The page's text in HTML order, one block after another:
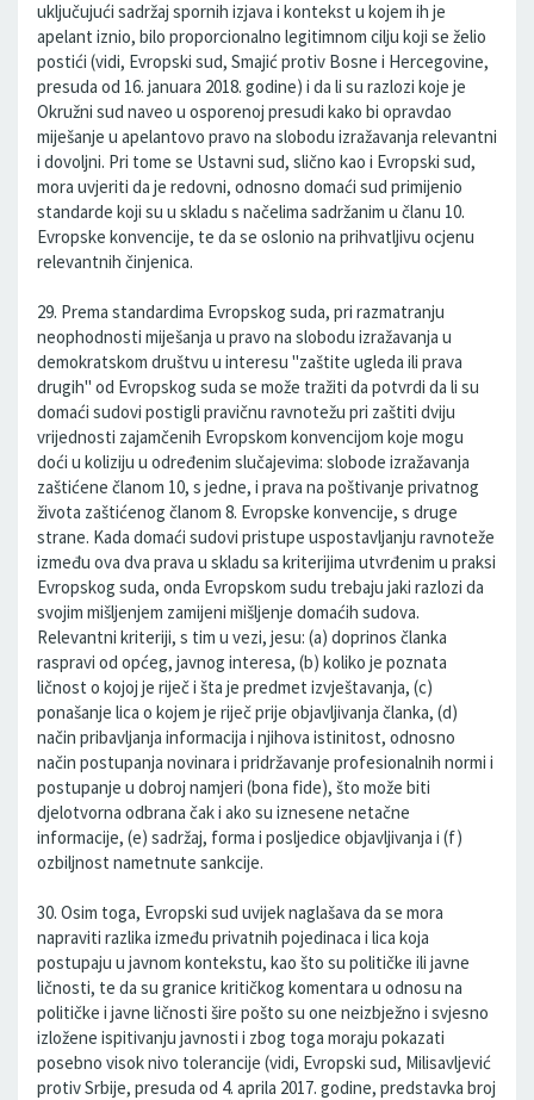
uključujući sadržaj spornih izjava i kontekst u kojem ih je
apelant iznio, bilo proporcionalno legitimnom cilju koji se želio
postići (vidi, Evropski sud, Smajić protiv Bosne i Hercegovine,
presuda od 16. januara 2018. godine) i da li su razlozi koje je
Okružni sud naveo u osporenoj presudi kako bi opravdao
miješanje u apelantovo pravo na slobodu izražavanja relevantni
i dovoljni. Pri tome se Ustavni sud, slično kao i Evropski sud,
mora uvjeriti da je redovni, odnosno domaći sud primijenio
standarde koji su u skladu s načelima sadržanim u članu 10.
Evropske konvencije, te da se oslonio na prihvatljivu ocjenu
relevantnih činjenica.
29. Prema standardima Evropskog suda, pri razmatranju
neophodnosti miješanja u pravo na slobodu izražavanja u
demokratskom društvu u interesu "zaštite ugleda ili prava
drugih" od Evropskog suda se može tražiti da potvrdi da li su
domaći sudovi postigli pravičnu ravnotežu pri zaštiti dviju
vrijednosti zajamčenih Evropskom konvencijom koje mogu
doći u koliziju u određenim slučajevima: slobode izražavanja
zaštićene članom 10, s jedne, i prava na poštivanje privatnog
života zaštićenog članom 8. Evropske konvencije, s druge
strane. Kada domaći sudovi pristupe uspostavljanju ravnoteže
između ova dva prava u skladu sa kriterijima utvrđenim u praksi
Evropskog suda, onda Evropskom sudu trebaju jaki razlozi da
svojim mišljenjem zamijeni mišljenje domaćih sudova.
Relevantni kriteriji, s tim u vezi, jesu: (a) doprinos članka
raspravi od općeg, javnog interesa, (b) koliko je poznata
ličnost o kojoj je riječ i šta je predmet izvještavanja, (c)
ponašanje lica o kojem je riječ prije objavljivanja članka, (d)
način pribavljanja informacija i njihova istinitost, odnosno
način postupanja novinara i pridržavanje profesionalnih normi i
postupanje u dobroj namjeri (bona fide), što može biti
djelotvorna odbrana čak i ako su iznesene netačne
informacije, (e) sadržaj, forma i posljedice objavljivanja i (f)
ozbiljnost nametnute sankcije.
30. Osim toga, Evropski sud uvijek naglašava da se mora
napraviti razlika između privatnih pojedinaca i lica koja
postupaju u javnom kontekstu, kao što su političke ili javne
ličnosti, te da su granice kritičkog komentara u odnosu na
političke i javne ličnosti šire pošto su one neizbježno i svjesno
izložene ispitivanju javnosti i zbog toga moraju pokazati
posebno visok nivo tolerancije (vidi, Evropski sud, Milisavljević
protiv Srbije, presuda od 4. aprila 2017. godine, predstavka broj